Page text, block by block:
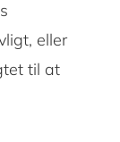
eller
til at